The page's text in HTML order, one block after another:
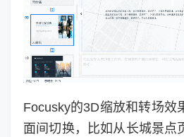
Focusky的3D缩放和转场效
面间切换，比如从长城景点